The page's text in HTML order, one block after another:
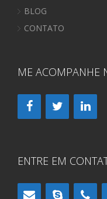
BLOG
CONTATO
ME ACOMPANHE
ENTRE EM